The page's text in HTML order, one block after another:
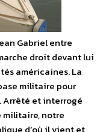
Gabriel entre
droit devant lui
américaines. La
militaire pour
Arrêté et interrogé
militaire, notre